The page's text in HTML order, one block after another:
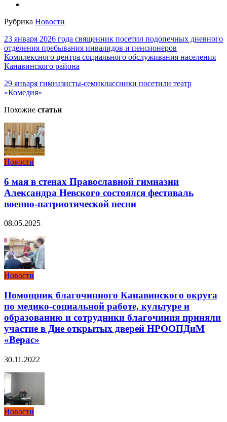
Рубрика Новости
23 января 2026 года священник посетил подопечных дневного
отделения пребывания инвалидов и пенсионеров
Комплексного центра социального обслуживания населения
Канавинского района
29 января гимназисты-семиклассники посетили театр
«Комедия»
Похожие статьи
Новости
6 мая в стенах Православной гимназии
Александра Невского состоялся фестиваль
военно-патриотической песни
08.05.2025
Новости
Помощник благочинного Канавинского округа
по медико-социальной работе, культуре и
образованию и сотрудники благочиния приняли
участие в Дне открытых дверей НРООПДиМ
«Верас»
30.11.2022
Новости